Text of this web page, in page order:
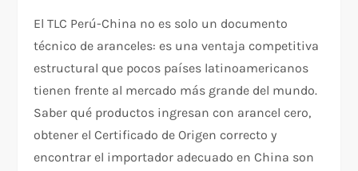
El TLC Perú-China no es solo un documento
técnico de aranceles: es una ventaja competitiva
estructural que pocos países latinoamericanos
tienen frente al mercado más grande del mundo.
Saber qué productos ingresan con arancel cero,
obtener el Certificado de Origen correcto y
encontrar el importador adecuado en China son